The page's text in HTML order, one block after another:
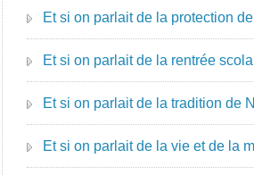
Et si on parlait de la protection
Et si on parlait de la rentrée
Et si on parlait de la tradition de
Et si on parlait de la vie et de la